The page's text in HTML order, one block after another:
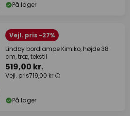
På lager
Vejl. pris -27%
Lindby bordlampe Kimiko, højde 38
cm, træ, tekstil
519,00 kr.
Vejl. pris719,00 kr.
På lager